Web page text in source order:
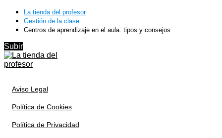
La tienda del profesor
Gestión de la clase
Centros de aprendizaje en el aula: tipos y consejos
Subir
Aviso Legal
Política de Cookies
Política de Privacidad